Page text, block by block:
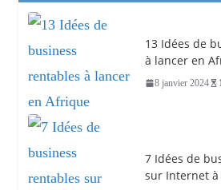
13 Idées de
à lancer en
8 janvier 2024
7 Idées de
sur Internet